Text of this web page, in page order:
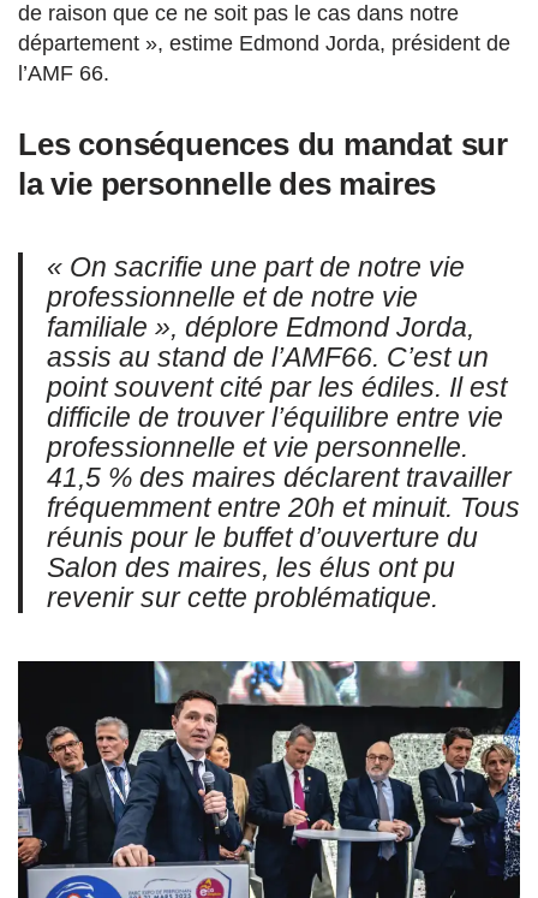
de raison que ce ne soit pas le cas dans notre
département », estime Edmond Jorda, président de
l’AMF 66.
Les conséquences du mandat sur
la vie personnelle des maires
« On sacrifie une part de notre vie
professionnelle et de notre vie
familiale », déplore Edmond Jorda,
assis au stand de l’AMF66. C’est un
point souvent cité par les édiles. Il est
difficile de trouver l’équilibre entre vie
professionnelle et vie personnelle.
41,5 % des maires déclarent travailler
fréquemment entre 20h et minuit. Tous
réunis pour le buffet d’ouverture du
Salon des maires, les élus ont pu
revenir sur cette problématique.